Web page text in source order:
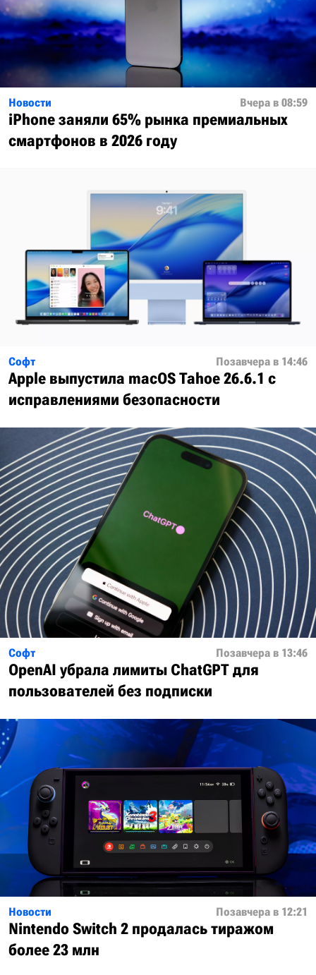
Новости Вчера в 08:59
iPhone заняли 65% рынка премиальных
смартфонов в 2026 году
Софт Позавчера в 14:46
Apple выпустила macOS Tahoe 26.6.1 с
исправлениями безопасности
Софт Позавчера в 13:46
OpenAI убрала лимиты ChatGPT для
пользователей без подписки
Новости Позавчера в 12:21
Nintendo Switch 2 продалась тиражом
более 23 млн